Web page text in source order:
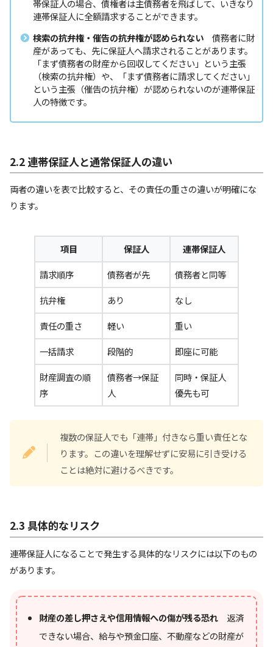
帯保証人の場合、債権者は主債務者を飛ばして、いきなり
連帯保証人に全額請求することができます。
検索の抗弁権・催告の抗弁権が認められない 債務者に財
産があっても、先に保証人へ請求されることがあります。
「まず債務者の財産から回収してください」という主張
（検索の抗弁権）や、「まず債務者に請求してください」
という主張（催告の抗弁権）が認められないのが連帯保証
人の特徴です。
2.2 連帯保証人と通常保証人の違い
両者の違いを表で比較すると、その責任の重さの違いが明確にな
ります。
項目 保証人
連帯保証人
請求順序
債務者が先
債務者と同等
抗弁権
あり
なし
責任の重さ
軽い
重い
一括請求
段階的
即座に可能
財産調査の順
序
債務者→保証
人
同時・保証人
優先も可
複数の保証人でも「連帯」付きなら重い責任とな
ります。この違いを理解せずに安易に引き受ける
ことは絶対に避けるべきです。
2.3 具体的なリスク
連帯保証人になることで発生する具体的なリスクには以下のもの
があります。
財産の差し押さえや信用情報への傷が残る恐れ 返済
できない場合、給与や預金口座、不動産などの財産が